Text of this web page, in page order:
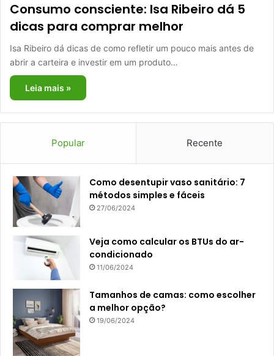
Consumo consciente: Isa Ribeiro dá 5
dicas para comprar melhor
Isa Ribeiro dá dicas de como refletir um pouco mais antes de
abrir a carteira e investir em um produto…
Leia mais »
Popular Recente
Como desentupir vaso sanitário: 7
métodos simples e fáceis
27/06/2024
Veja como calcular os BTUs do ar-
condicionado
11/06/2024
Tamanhos de camas: como escolher
a melhor opção?
19/06/2024